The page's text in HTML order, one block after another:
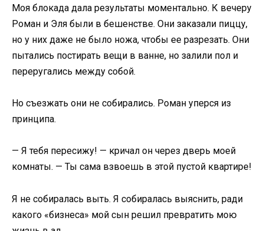
Моя блокада дала результаты моментально. К вечеру
Роман и Эля были в бешенстве. Они заказали пиццу,
но у них даже не было ножа, чтобы ее разрезать. Они
пытались постирать вещи в ванне, но залили пол и
переругались между собой.
Но съезжать они не собирались. Роман уперся из
принципа.
— Я тебя пересижу! — кричал он через дверь моей
комнаты. — Ты сама взвоешь в этой пустой квартире!
Я не собиралась выть. Я собиралась выяснить, ради
какого «бизнеса» мой сын решил превратить мою